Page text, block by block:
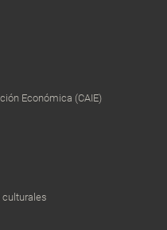
Económica (CAIE)
culturales